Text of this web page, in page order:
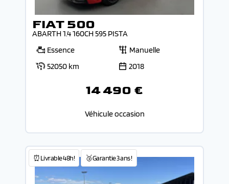
FIAT 500
ABARTH 1.4 160CH 595 PISTA
Essence
Manuelle
52050 km
2018
14 490 €
Véhicule occasion
⏰Livrable 48h! 🥉Garantie 3 ans !